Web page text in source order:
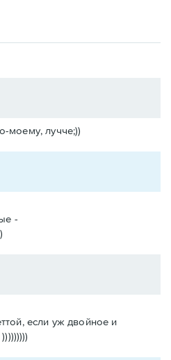
моему, лучче;))
-
если уж двойное и